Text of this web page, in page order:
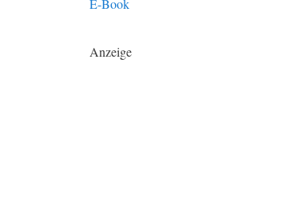
E-Book
Anzeige